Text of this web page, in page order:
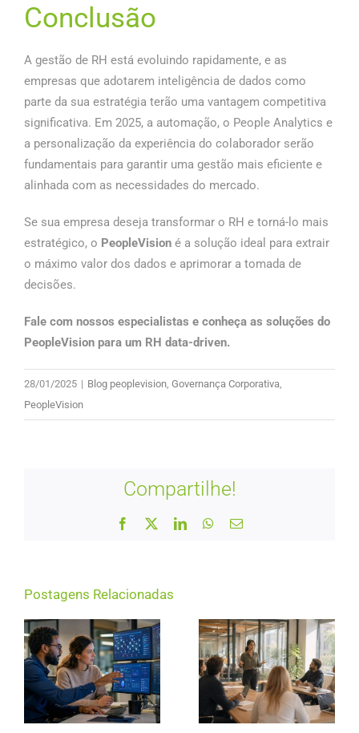
Conclusão
A gestão de RH está evoluindo rapidamente, e as
empresas que adotarem inteligência de dados como
parte da sua estratégia terão uma vantagem competitiva
significativa. Em 2025, a automação, o People Analytics e
a personalização da experiência do colaborador serão
fundamentais para garantir uma gestão mais eficiente e
alinhada com as necessidades do mercado.
Se sua empresa deseja transformar o RH e torná-lo mais
estratégico, o PeopleVision é a solução ideal para extrair
o máximo valor dos dados e aprimorar a tomada de
decisões.
Fale com nossos especialistas e conheça as soluções do
PeopleVision para um RH data-driven.
28/01/2025 | Blog peoplevision, Governança Corporativa,
PeopleVision
Compartilhe!
Facebook LinkedInWhatsApp
E-
Postagens Relacionadas